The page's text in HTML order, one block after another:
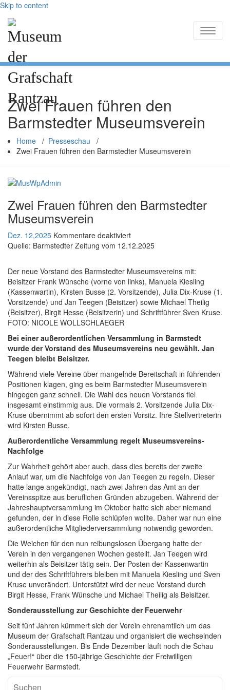
Skip to content
Toggle
Zwei Frauen führen den
Barmstedter Museumsverein
Home / Presseschau /
Zwei Frauen führen den Barmstedter Museumsverein
Zwei Frauen führen den Barmstedter
Museumsverein
Dez. 12,2025 Kommentare deaktiviert
f
r
Z
w
e
i
F
a
u
e
n
f
ü
h
r
e
n
d
e
n
B
a
m
s
e
d
t
e
r
M
u
s
e
u
m
s
v
Quelle: Barmstedter Zeitung vom 12.12.2025
Der neue Vorstand des Barmstedter Museumsvereins mit:
Beisitzer Frank Wünsche (vorne von links), Manuela Kiesling
(Kassenwartin), Kirsten Busse (2. Vorsitzende), Julia Dix-Kruse (1.
Vorsitzende) und Jan Teegen (Beisitzer) sowie Michael Theilig
(Beisitzer), Birgit Hesse (Beisitzerin) und Schriftführer Sven Kruse.
FOTO: NICOLE WOLLSCHLAEGER
Bei einer außerordentlichen Versammlung in Barmstedt
wurde der Vorstand des Museumsvereins neu gewählt. Jan
Teegen bleibt Beisitzer.
Während viele Vereine über mangelnde Bereitschaft in führenden
Positionen klagen, ging es beim Barmstedter Museumsverein
hingegen ganz schnell. Die Wahl des neuen Vorstands fiel
insgesamt einstimmig aus. Die vormals 2. Vorsitzende Julia Dix-
Kruse übernimmt ab sofort den ersten Vorsitz. Ihre Stellvertreterin
wird Kirsten Busse.
Außerordentliche Versammlung regelt Museumsvereins-
Nachfolge
Zur Wahrheit gehört aber auch, dass dies bereits der zweite
Anlauf war, um die Nachfolge von Jan Teegen zu regeln. Dieser
hatte lange angekündigt, nach zwei Jahren das Amt an der
Vereinsspitze aus beruflichen Gründen abzugeben. Während der
Jahreshauptversammlung im Oktober hatte sich aber niemand
gefunden, der in diese Rolle schlüpfen wollte. Daher war nun eine
außerordentliche Mitgliederversammlung notwendig geworden.
Die Weichen für den nun reibungslosen Übergang hatte der
Verein in den vergangenen Wochen gestellt. Jan Teegen wird
weiterhin als Beisitzer tätig sein. Der Posten der Kassenwartin
und der des Schriftführers bleiben mit Manuela Kiesling und Sven
Kruse unverändert. Unterstützt wird der neue Vorstand durch
Birgit Hesse, Frank Wünsche und Michael Theilig als Beisitzer.
Sonderausstellung zur Geschichte der Feuerwehr
Seit fünf Jahren kümmert sich der Verein ehrenamtlich um das
Museum der Grafschaft Rantzau und organisiert die wechselnden
Sonderausstellungen. Bis Ende Dezember läuft noch die Schau
„Feuer!“ über die 150-jährige Geschichte der Freiwilligen
Feuerwehr Barmstedt.